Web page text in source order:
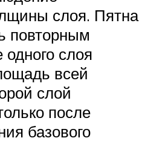
слоя. Пятна
повторным
слоя
всей
слой
после
базового